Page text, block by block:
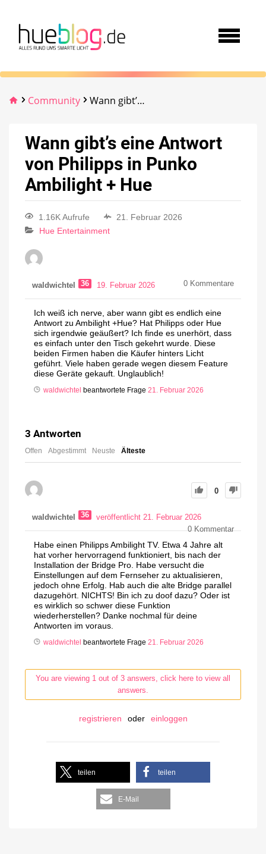
Community Wann gibt’s eine Antwort von Philipps in Punko Ambilight + Hue
Wann gibt’s eine Antwort
von Philipps in Punko
Ambilight + Hue
1.16K Aufrufe
21. Februar 2026
Hue Entertainment
waldwichtel 36 19. Februar 2026 0 Kommentare
Ich weiß ich nerve, aber wann gibt es endlich eine
Antwort zu Ambilight +Hue? Hat Philipps oder Hue
sich irgendwie geäußert? Ich finde es unerhört, dass
es einfach unter den Tisch gekehrt wurde. Diese
beiden Firmen haben die Käufer hinters Licht
geführt. Viele haben gerade wegen diesem Feature
diese Geräte gekauft. Unglaublich!
waldwichtel beantwortete Frage 21. Februar 2026
3 Antworten
Offen Abgestimmt Neuste Älteste
0
waldwichtel 36
veröffentlicht 21. Februar 2026
0Kommentar
Habe einen Philipps Ambilight TV. Etwa 4 Jahre alt
hat vorher hervorragend funktioniert, bis nach der
Installation der Bridge Pro. Habe versucht die
Einstellungen auf dem Fernseher zu aktualisieren,
jedoch ohne Erfolg. Hab auch die alte Bridge parallel
dazugehört. NICHTS! Bin ich zu doof dazu? Oder ist
es wirklich so schwer diese Funktion
wiederherstellen? Danke nochmal für deine
Antworten im voraus.
waldwichtel beantwortete Frage 21. Februar 2026
You are viewing 1 out of 3 answers, click here to view all
answers.
registrieren oder einloggen
teilen teilen
E-Mail